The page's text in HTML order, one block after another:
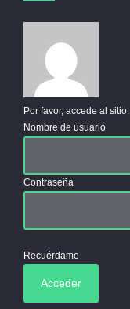
Por favor, accede al sitio.
Nombre de usuario
Contraseña
Recuérdame